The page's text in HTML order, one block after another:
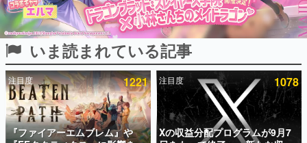
ピックアップ
電ファミのいま読まれている記事ランキング
アプリセール情報
いま読まれている記事
注目度 1221
『ファイアーエムブレム』や
注目度 1078
Xの収益分配プログラムが9月7